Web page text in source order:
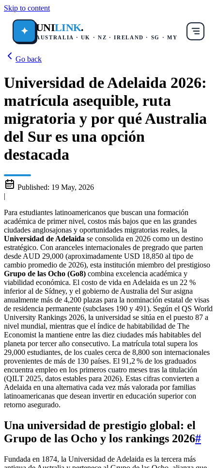
Skip to content
✦ UNILINK.
AUSTRALIA · UK · NZ · IRELAND · SG · MY
Go back
Universidad de Adelaida 2026:
matrícula asequible, ruta
migratoria y por qué Australia
del Sur es una opción
destacada
Published: 19 May, 2026
|
Para estudiantes latinoamericanos que buscan una formación
académica de primer nivel, costos más bajos que en las grandes
ciudades anglosajonas y oportunidades migratorias reales, la
Universidad de Adelaida se consolida en 2026 como un destino
estratégico. Con aranceles internacionales de pregrado que parten
desde AUD 29,000 (aproximadamente USD 18,850 al tipo de
cambio promedio de 2026), esta institución miembro del prestigioso
Grupo de las Ocho (Go8) combina excelencia académica y
viabilidad económica. El costo de vida en Adelaida es un 22 %
inferior al de Sídney, y el gobierno de Australia del Sur asigna
anualmente más de 4,200 plazas para la nominación estatal de visas
de residencia permanente (subclases 190 y 491). Según el QS World
University Rankings 2026, la universidad se sitúa en el puesto 87 a
nivel mundial, mientras que el índice de habitabilidad de The
Economist la mantiene entre las diez ciudades más habitables del
planeta por tercer año consecutivo. La matrícula total supera los
29,000 estudiantes, de los cuales cerca de 8,800 son internacionales
provenientes de más de 130 países. El 91,2 % de los graduados
encuentra empleo en los primeros cuatro meses tras la titulación
(QILT 2025, datos estables para 2026). Estas cifras convierten a
Adelaida en una alternativa cada vez más valorada por familias
latinoamericanas que desean invertir en educación superior con
retorno asegurado.
Una universidad de prestigio global: el
Grupo de las Ocho y los rankings 2026#
Fundada en 1874, la Universidad de Adelaida es la tercera más